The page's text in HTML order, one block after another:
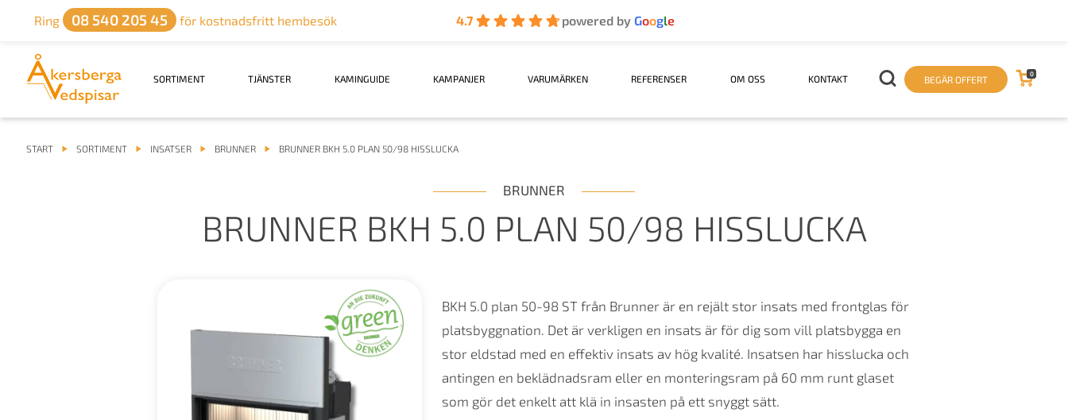
Ring 08 540 205 45 för kostnadsfritt hembesök 4.7 powered byGoogle
SORTIMENT TJÄNSTER KAMINGUIDE KAMPANJER VARUMÄRKEN REFERENSER OM OSS KONTAKT BEGÄR OFFERT 0
START SORTIMENT INSATSER BRUNNER BRUNNER BKH 5.0 PLAN 50/98 HISSLUCKA
BRUNNER
BRUNNER BKH 5.0 PLAN 50/98 HISSLUCKA
BKH 5.0 plan 50-98 ST från Brunner är en rejält stor insats med frontglas för
platsbyggnation. Det är verkligen en insats är för dig som vill platsbygga en
stor eldstad med en effektiv insats av hög kvalité. Insatsen har hisslucka och
antingen en beklädnadsram eller en monteringsram på 60 mm runt glaset
som gör det enkelt att klä in insasten på ett snyggt sätt.